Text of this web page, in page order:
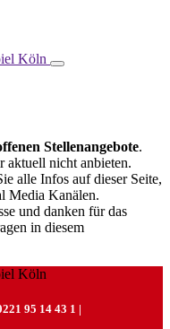
Stellenangebote.
nicht anbieten.
alle Infos auf dieser Seite,
Media Kanälen.
und danken für das
in diesem
95 14 43 1 |